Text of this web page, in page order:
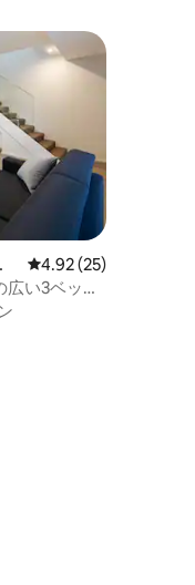
レビュー25件、5つ
4.92 (25)
い3ベッド